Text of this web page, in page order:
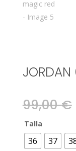
99,00€
Talla
36 37